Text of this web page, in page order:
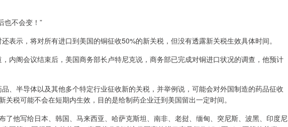
不会变！”
示，将对所有进口到美国的铜征收50%的新关税，但没有透露新关税生效具体时间。
阁会议结束后，美国商务部长卢特尼克说，商务部已完成对铜进口状况的调查，他预计
半导体以及其他多个特定行业征收新的关税，并举例说，可能会对外国制造的药品征收
税可能不会在短期内生效，目的是给制药企业迁到美国留出一定时间。
他写给日本、韩国、马来西亚、哈萨克斯坦、南非、老挝、缅甸、突尼斯、波黑、印度尼